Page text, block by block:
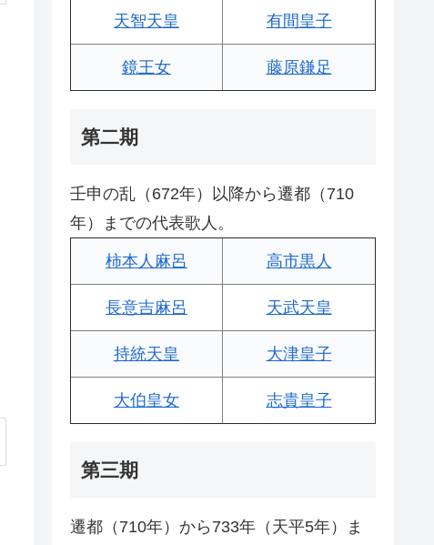
天智天皇 有間皇子
鏡王女 藤原鎌足
第二期
壬申の乱（672年）以降から遷都（710
年）までの代表歌人。
柿本人麻呂 高市黒人
長意吉麻呂 天武天皇
持統天皇 大津皇子
大伯皇女 志貴皇子
第三期
遷都（710年）から733年（天平5年）ま